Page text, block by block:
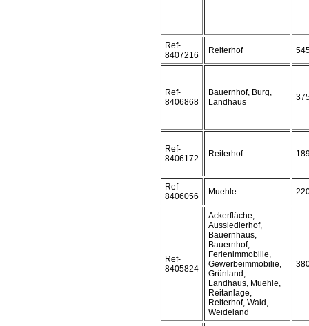
Ref-
8407216
Reiterhof
Ref-
8406868
Bauernhof, Burg,
Landhaus
Ref-
8406172
Reiterhof
Ref-
8406056
Muehle
Ref-
8405824
Ackerfläche,
Aussiedlerhof,
Bauernhaus,
Bauernhof,
Ferienimmobilie,
Gewerbeimmobilie,
Grünland,
Landhaus, Muehle,
Reitanlage,
Reiterhof, Wald,
Weideland